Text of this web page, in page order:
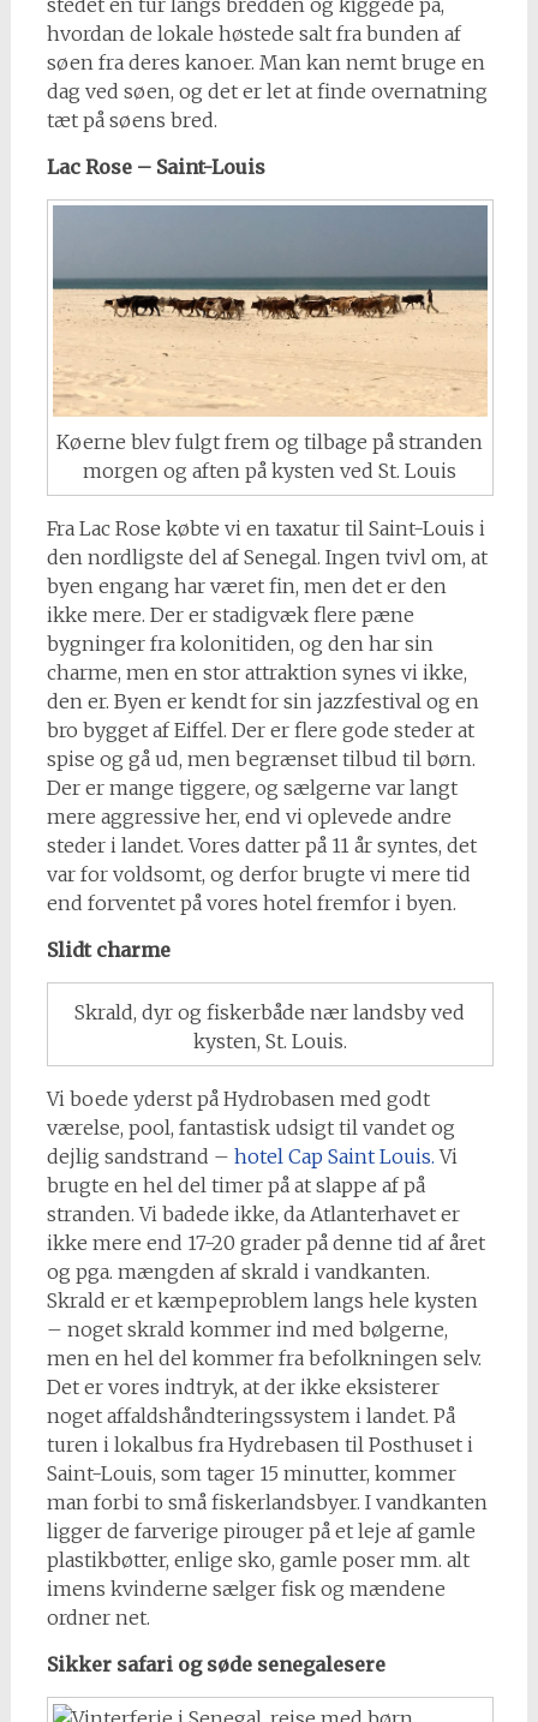
hvordan de lokale høstede salt fra bunden af
søen fra deres kanoer. Man kan nemt bruge en
dag ved søen, og det er let at finde overnatning
tæt på søens bred.
Lac Rose – Saint-Louis
Køerne blev fulgt frem og tilbage på stranden
morgen og aften på kysten ved St. Louis
Fra Lac Rose købte vi en taxatur til Saint-Louis i
den nordligste del af Senegal. Ingen tvivl om, at
byen engang har været fin, men det er den
ikke mere. Der er stadigvæk flere pæne
bygninger fra kolonitiden, og den har sin
charme, men en stor attraktion synes vi ikke,
den er. Byen er kendt for sin jazzfestival og en
bro bygget af Eiffel. Der er flere gode steder at
spise og gå ud, men begrænset tilbud til børn.
Der er mange tiggere, og sælgerne var langt
mere aggressive her, end vi oplevede andre
steder i landet. Vores datter på 11 år syntes, det
var for voldsomt, og derfor brugte vi mere tid
end forventet på vores hotel fremfor i byen.
Slidt charme
Skrald, dyr og fiskerbåde nær landsby ved
kysten, St. Louis.
Vi boede yderst på Hydrobasen med godt
værelse, pool, fantastisk udsigt til vandet og
dejlig sandstrand – hotel Cap Saint Louis. Vi
brugte en hel del timer på at slappe af på
stranden. Vi badede ikke, da Atlanterhavet er
ikke mere end 17-20 grader på denne tid af året
og pga. mængden af skrald i vandkanten.
Skrald er et kæmpeproblem langs hele kysten
– noget skrald kommer ind med bølgerne,
men en hel del kommer fra befolkningen selv.
Det er vores indtryk, at der ikke eksisterer
noget affaldshåndteringssystem i landet. På
turen i lokalbus fra Hydrebasen til Posthuset i
Saint-Louis, som tager 15 minutter, kommer
man forbi to små fiskerlandsbyer. I vandkanten
ligger de farverige pirouger på et leje af gamle
plastikbøtter, enlige sko, gamle poser mm. alt
imens kvinderne sælger fisk og mændene
ordner net.
Sikker safari og søde senegalesere